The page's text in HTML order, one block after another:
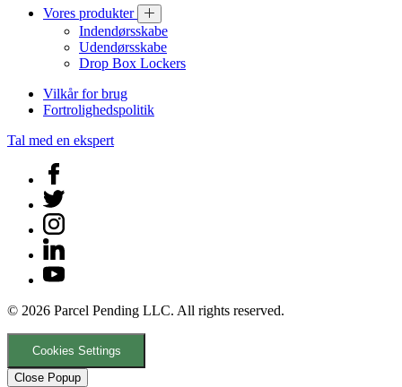
Vores produkter
Indendørsskabe
Udendørsskabe
Drop Box Lockers
Vilkår for brug
Fortrolighedspolitik
Tal med en ekspert
© 2026 Parcel Pending LLC. All rights reserved.
Cookies Settings
Close Popup